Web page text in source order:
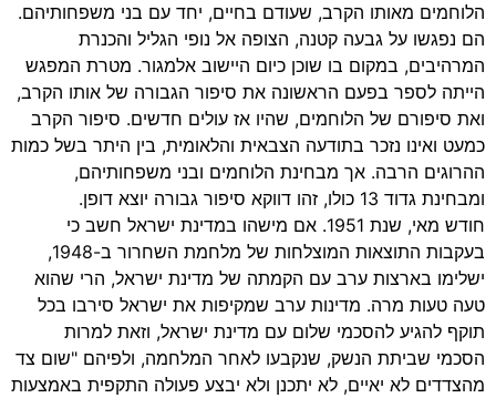
הלוחמים מאותו הקרב, שעודם בחיים, יחד עם בני משפחותיהם.
הם נפגשו על גבעה קטנה, הצופה אל נופי הגליל והכנרת
המרהיבים, במקום בו שוכן כיום היישוב אלמגור. מטרת המפגש
הייתה לספר בפעם הראשונה את סיפור הגבורה של אותו הקרב,
ואת סיפורם של הלוחמים, שהיו אז עולים חדשים. סיפור הקרב
כמעט ואינו נזכר בתודעה הצבאית והלאומית, בין היתר בשל כמות
ההרוגים הרבה. אך מבחינת הלוחמים ובני משפחותיהם,
ומבחינת גדוד 13 כולו, זהו דווקא סיפור גבורה יוצא דופן.
חודש מאי, שנת 1951. אם מישהו במדינת ישראל חשב כי
בעקבות התוצאות המוצלחות של מלחמת השחרור ב-1948,
ישלימו בארצות ערב עם הקמתה של מדינת ישראל, הרי שהוא
טעה טעות מרה. מדינות ערב שמקיפות את ישראל סירבו בכל
תוקף להגיע להסכמי שלום עם מדינת ישראל, וזאת למרות
הסכמי שביתת הנשק, שנקבעו לאחר המלחמה, ולפיהם "שום צד
מהצדדים לא יאיים, לא יתכנן ולא יבצע פעולה התקפית באמצעות